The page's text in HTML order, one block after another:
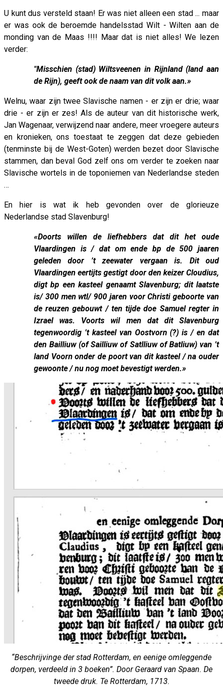
U kunt dus versteld staan! Er was niet alleen een stad ... maar
er was ook de beroemde handelsstad Wilt - Wilten aan de
monding van de Maas !!!! Maar dat is niet alles! We lezen
verder:
"Misschien (stad) Wiltsveenen in Rijnland (land aan
de Rijn), geeft ook de naam van dit volk aan.»
Welnu, waar zijn twee Slavische namen - er zijn er drie; waar
drie - er zijn er zes! Als de auteur van dit historische werk,
Jan Wagenaar, verwijzend naar andere, meer vroegere auteurs
en kronieken, ons toestaat te zeggen dat deze gebieden
(tenminste bij de West-Goten) werden bezet door Slavische
stammen, dan beval God zelf ons om verder te zoeken naar
Slavische wortels in de toponiemen van Nederlandse steden
…
En hier is wat ik heb gevonden over de glorieuze
Nederlandse stad Slavenburg!
«Doorts willen de liefhebbers dat dit het oude
Vlaardingen is / dat om ende bp de 500 jaaren
geleden door ’t zeewater vergaan is. Dit oud
Vlaardingen eertijts gestigt door den keizer Cloudius,
digt bp een kasteel genaamt Slavenburg; dit laatste
is/ 300 men wtl/ 900 jaren voor Christi geboorte van
de reuzen gebouwt / ten tijde doe Samuel regter in
Izrael was. Voorts wil men dat dit Slavenburg
tegenwoordig ’t kasteel van Oostvorn (?) is / en dat
den Bailliuw (of Sailliuw of Satlliuw of Batliuw) van ’t
land Voorn onder de poort van dit kasteel / na ouder
gewoonte / nu nog moet bevestigt werden.»
“Beschrijvinge der stad Rotterdam, en eenige omleggende
dorpen, verdeeld in 3 boeken”. Door Geraard van Spaan. De
tweede druk. Te Rotterdam, 1713.